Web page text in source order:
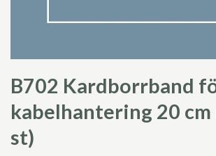
B702 Kardborrband
kabelhantering 20
st)